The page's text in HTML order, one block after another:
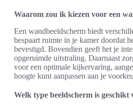
Waarom zou ik kiezen voor een
Een wandbeeldscherm biedt
bespaart ruimte in je kamer doordat
bevestigd. Bovendien geeft het je
opgeruimde uitstraling. Daarnaast
voor een optimale kijkervaring,
hoogte kunt aanpassen aan je
Welk type beeldscherm is geschikt